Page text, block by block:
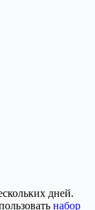
дней.
набор